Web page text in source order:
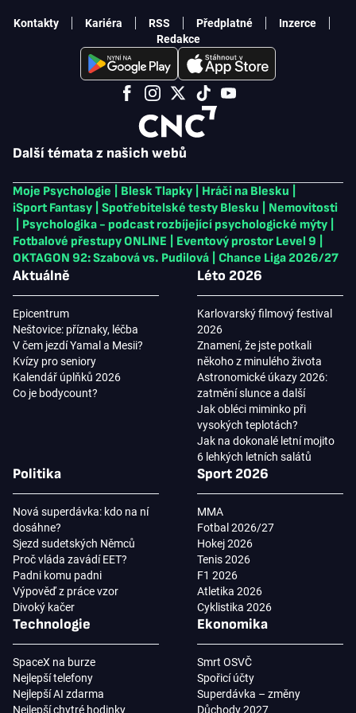
Další témata z našich webů
Moje Psychologie Blesk Tlapky Hráči na Blesku
iSport Fantasy
Spotřebitelské testy Blesku
Nemovitosti
Psychologika - podcast rozbíjející psychologické mýty
Fotbalové přestupy ONLINE
Eventový prostor Level 9
OKTAGON 92: Szabová vs. Pudilová
Chance Liga 2026/27
Aktuálně
Epicentrum
Neštovice: příznaky, léčba
V čem jezdí Yamal a Mesii?
Kvízy pro seniory
Kalendář úplňků 2026
Co je bodycount?
Léto 2026
Karlovarský filmový festival
2026
Znamení, že jste potkali
někoho z minulého života
Astronomické úkazy 2026:
zatmění slunce a další
Jak obléci miminko při
vysokých teplotách?
Jak na dokonalé letní mojito
6 lehkých letních salátů
Politika
Nová superdávka: kdo na ní
dosáhne?
Sjezd sudetských Němců
Proč vláda zavádí EET?
Padni komu padni
Výpověď z práce vzor
Divoký kačer
Sport 2026
MMA
Fotbal 2026/27
Hokej 2026
Tenis 2026
F1 2026
Atletika 2026
Cyklistika 2026
Technologie
SpaceX na burze
Nejlepší telefony
Nejlepší AI zdarma
Nejlepší chytré hodinky
Ekonomika
Smrt OSVČ
Spořicí účty
Superdávka – změny
Důchody 2027
Kontakty Kariéra RSS Předplatné
Inzerce
Redakce